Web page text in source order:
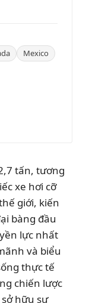
Mexico
tấn, tương
xe hơi cỡ
giới, kiến
bàng đầu
lực nhất
và biểu
thực tế
chiến lược
hữu sự